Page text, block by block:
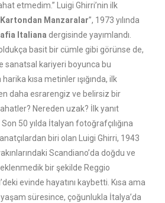
etmedim.” Luigi Ghirri’nin ilk
Kartondan Manzaralar”, 1973 yılında
Italiana dergisinde yayımlandı.
basit bir cümle gibi görünse de,
sanatsal kariyeri boyunca bu
kısa metinler ışığında, ilk
daha esrarengiz ve belirsiz bir
Nereden uzak? İlk yanıt
50 yılda İtalyan fotoğrafçılığına
biri olan Luigi Ghirri, 1943
Scandiano’da doğdu ve
bir şekilde Reggio
evinde hayatını kaybetti. Kısa ama
süresince, çoğunlukla İtalya’da